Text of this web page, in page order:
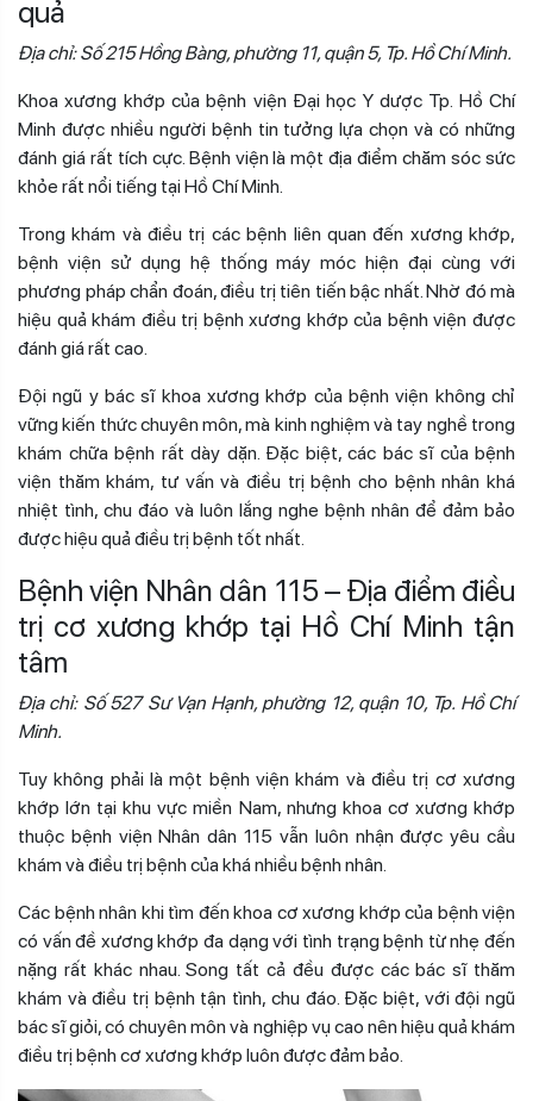
quả
Địa chỉ: Số 215 Hồng Bàng, phường 11, quận 5, Tp. Hồ Chí Minh.
Khoa xương khớp của bệnh viện Đại học Y dược Tp. Hồ Chí
Minh được nhiều người bệnh tin tưởng lựa chọn và có những
đánh giá rất tích cực. Bệnh viện là một địa điểm chăm sóc sức
khỏe rất nổi tiếng tại Hồ Chí Minh.
Trong khám và điều trị các bệnh liên quan đến xương khớp,
bệnh viện sử dụng hệ thống máy móc hiện đại cùng với
phương pháp chẩn đoán, điều trị tiên tiến bậc nhất. Nhờ đó mà
hiệu quả khám điều trị bệnh xương khớp của bệnh viện được
đánh giá rất cao.
Đội ngũ y bác sĩ khoa xương khớp của bệnh viện không chỉ
vững kiến thức chuyên môn, mà kinh nghiệm và tay nghề trong
khám chữa bệnh rất dày dặn. Đặc biệt, các bác sĩ của bệnh
viện thăm khám, tư vấn và điều trị bệnh cho bệnh nhân khá
nhiệt tình, chu đáo và luôn lắng nghe bệnh nhân để đảm bảo
được hiệu quả điều trị bệnh tốt nhất.
Bệnh viện Nhân dân 115 – Địa điểm điều
trị cơ xương khớp tại Hồ Chí Minh tận
tâm
Địa chỉ: Số 527 Sư Vạn Hạnh, phường 12, quận 10, Tp. Hồ Chí
Minh.
Tuy không phải là một bệnh viện khám và điều trị cơ xương
khớp lớn tại khu vực miền Nam, nhưng khoa cơ xương khớp
thuộc bệnh viện Nhân dân 115 vẫn luôn nhận được yêu cầu
khám và điều trị bệnh của khá nhiều bệnh nhân.
Các bệnh nhân khi tìm đến khoa cơ xương khớp của bệnh viện
có vấn đề xương khớp đa dạng với tình trạng bệnh từ nhẹ đến
nặng rất khác nhau. Song tất cả đều được các bác sĩ thăm
khám và điều trị bệnh tận tình, chu đáo. Đặc biệt, với đội ngũ
bác sĩ giỏi, có chuyên môn và nghiệp vụ cao nên hiệu quả khám
điều trị bệnh cơ xương khớp luôn được đảm bảo.